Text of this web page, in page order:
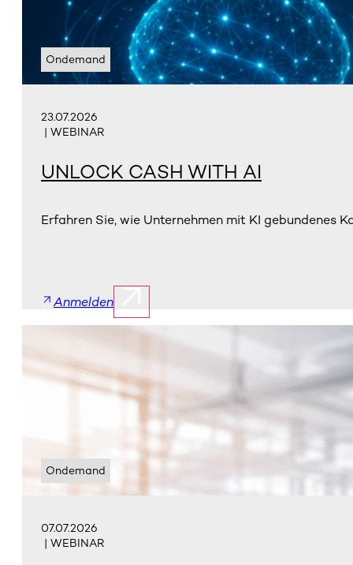
Ondemand
23.07.2026
| WEBINAR
UNLOCK CASH WITH AI
Erfahren Sie, wie Unternehmen mit KI gebundenes
Anmelden
Ondemand
07.07.2026
| WEBINAR